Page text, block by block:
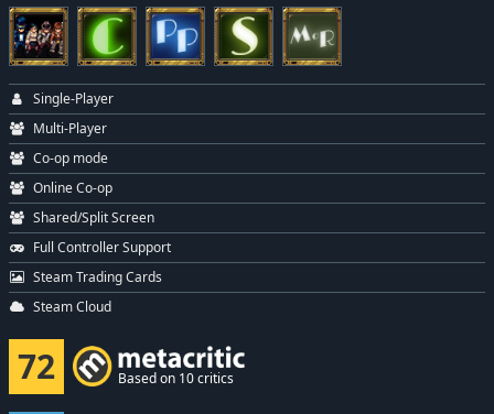
Single-Player
Multi-Player
Co-op mode
Online Co-op
Shared/Split Screen
Full Controller Support
Steam Trading Cards
Steam Cloud
72 Based on 10 critics